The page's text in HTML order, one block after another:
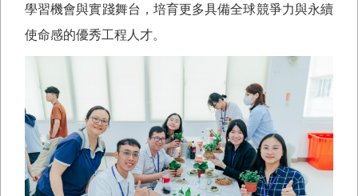
學習機會與實踐舞台，培育更多具備全球競爭力與永續
使命感的優秀工程人才。